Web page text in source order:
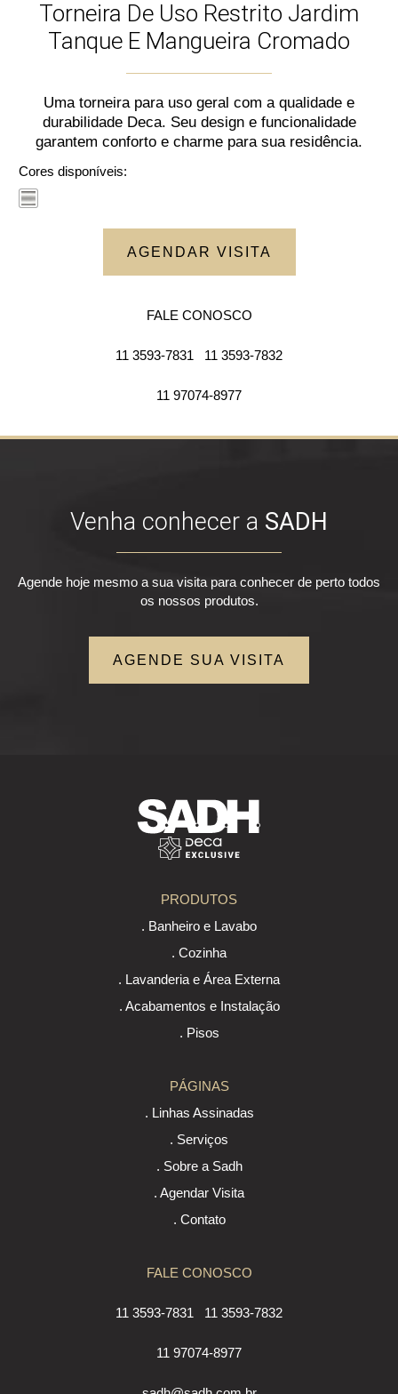
Torneira De Uso Restrito Jardim
Tanque E Mangueira Cromado
Uma torneira para uso geral com a qualidade e
durabilidade Deca. Seu design e funcionalidade
garantem conforto e charme para sua residência.
Cores disponíveis:
AGENDAR VISITA
FALE CONOSCO
11 3593-7831 11 3593-7832
11 97074-8977
Venha conhecer a SADH
Agende hoje mesmo a sua visita para conhecer de perto todos
os nossos produtos.
AGENDE SUA VISITA
PRODUTOS
. Banheiro e Lavabo
. Cozinha
. Lavanderia e Área Externa
. Acabamentos e Instalação
. Pisos
PÁGINAS
. Linhas Assinadas
. Serviços
. Sobre a Sadh
. Agendar Visita
. Contato
FALE CONOSCO
11 3593-7831 11 3593-7832
11 97074-8977